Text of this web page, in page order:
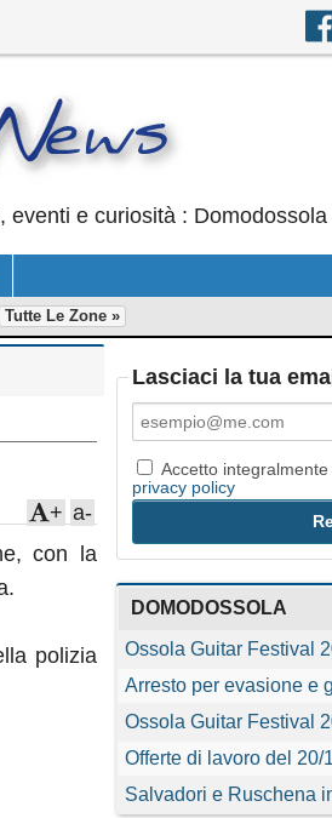
eventi e curiosità : Domodossola
Tutte Le Zone »
a-
+
con la
polizia
Lasciaci la tua
Accetto
privacy policy
DOMODOSSOLA
Ossola Guitar Festival
Arresto per evasione e
Ossola Guitar Festival
Offerte di lavoro del 20/
Salvadori e Ruschena